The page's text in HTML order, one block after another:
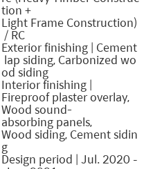
tion +
Light Frame Construction)
/ RC
Exterior finishing | Cement
lap siding, Carbonized wo
od siding
Interior finishing |
Fireproof plaster overlay,
Wood sound-
absorbing panels,
Wood siding, Cement sidin
g
Design period | Jul. 2020 –